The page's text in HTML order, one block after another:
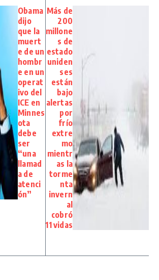
Obama
dijo
que la
muert
e de un
hombr
e en un
operat
ivo del
ICE en
Minnes
ota
debe
ser
“una
llamad
a de
atenci
ón”
Más de
200
millone
s de
estado
uniden
ses
están
bajo
alertas
por
frío
extre
mo
mientr
as la
torme
nta
invern
al
cobró
11 vidas